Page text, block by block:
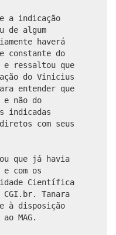
a indicação
de algum
haverá
constante do
e ressaltou que
do Vinicius
entender que
não do
indicadas
com seus
que já havia
com os
Científica
Tanara
à disposição
MAG.